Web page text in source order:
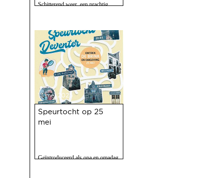
Schitterend weer, een prachtig
op 10 mei jl. van 100 jaar Haven
was een ongekend succes.
13 mei 2025
Speurtocht op 25
mei
Geïntroduceerd als opa en omadag